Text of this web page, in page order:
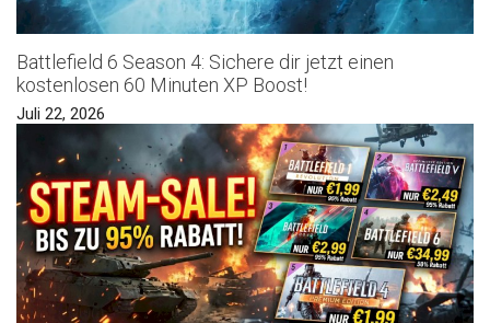
Battlefield 6 Season 4: Sichere dir jetzt einen
kostenlosen 60 Minuten XP Boost!
Juli 22, 2026